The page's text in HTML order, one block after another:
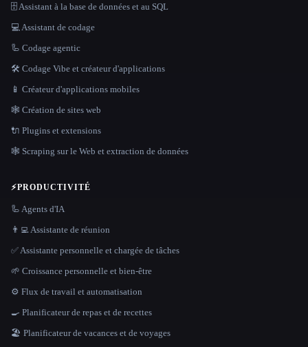
🗄️ Assistant à la base de données et au SQL
💻 Assistant de codage
🦾 Codage agentic
🛠️ Codage Vibe et créateur d'applications
📱 Créateur d'applications mobiles
🕸 Création de sites web
🔌 Plugins et extensions
🕸️ Scraping sur le Web et extraction de données
⚡PRODUCTIVITÉ
🦾 Agents d'IA
👨‍💻 Assistante de réunion
✅ Assistante personnelle et chargée de tâches
🌱 Croissance personnelle et bien-être
⚙️ Flux de travail et automatisation
🍳 Planificateur de repas et de recettes
🏖 Planificateur de vacances et de voyages